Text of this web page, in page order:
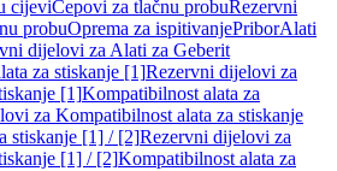
cijeviČepovi za tlačnu probuRezervni
probuOprema za ispitivanjePriborAlati
dijelovi za Alati za Geberit
za stiskanje [1]Rezervni dijelovi za
[1]Kompatibilnost alata za
za Kompatibilnost alata za stiskanje
stiskanje [1] / [2]Rezervni dijelovi za
[1] / [2]Kompatibilnost alata za